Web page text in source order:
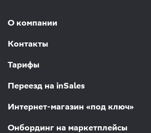
О компании
Контакты
Тарифы
Переезд на inSales
Интернет-магазин «под ключ»
Онбординг на маркетплейсы